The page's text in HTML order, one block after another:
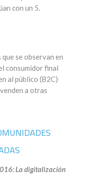
con un 5.
se observan en
consumidor final
al público (B2C)
a otras
La digitalización